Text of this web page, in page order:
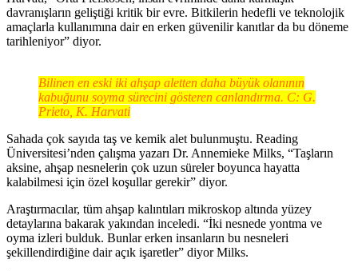
davranışların geliştiği kritik bir evre. Bitkilerin hedefli ve teknolojik
amaçlarla kullanımına dair en erken güvenilir kanıtlar da bu döneme
tarihleniyor” diyor.
Bilinen en eski iki ahşap aletten daha büyük olanının
kabuğunu soyma sürecini gösteren canlandırma. C: G.
Prieto, K. Harvati
Sahada çok sayıda taş ve kemik alet bulunmuştu. Reading
Üniversitesi’nden çalışma yazarı Dr. Annemieke Milks, “Taşların
aksine, ahşap nesnelerin çok uzun süreler boyunca hayatta
kalabilmesi için özel koşullar gerekir” diyor.
Araştırmacılar, tüm ahşap kalıntıları mikroskop altında yüzey
detaylarına bakarak yakından inceledi. “İki nesnede yontma ve
oyma izleri bulduk. Bunlar erken insanların bu nesneleri
şekillendirdiğine dair açık işaretler” diyor Milks.